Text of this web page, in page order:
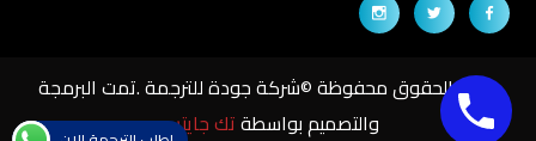
جميع الحقوق محفوظة ©شركة جودة للترجمة .تمت البرمجة
والتصميم بواسطةتك جايتس